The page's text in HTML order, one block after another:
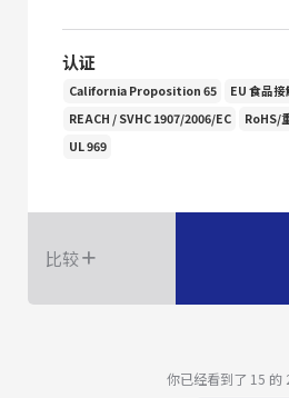
认证
California Proposition 65
EU 食品
REACH / SVHC 1907/2006/EC
RoHS/
UL 969
比较
你已经看到了 15 的